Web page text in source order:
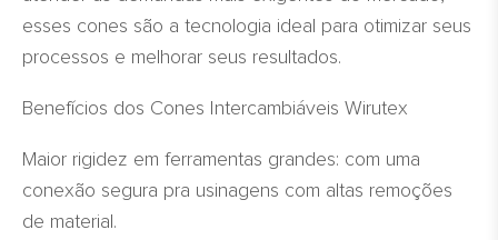
esses cones são a tecnologia ideal para otimizar seus
processos e melhorar seus resultados.
Benefícios dos Cones Intercambiáveis Wirutex
Maior rigidez em ferramentas grandes: com uma
conexão segura pra usinagens com altas remoções
de material.